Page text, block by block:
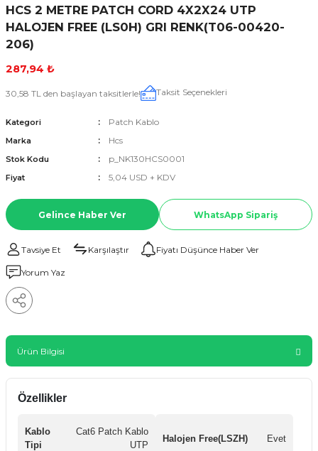
HCS 2 METRE PATCH CORD 4X2X24 UTP
HALOJEN FREE (LS0H) GRI RENK(T06-00420-
206)
287,94 ₺
30,58 TL den başlayan taksitlerle! Taksit Seçenekleri
Kategori Patch Kablo
Marka Hcs
Stok Kodu p_NK130HCS0001
Fiyat 5,04 USD + KDV
Gelince Haber Ver WhatsApp Sipariş
Tavsiye Et Karşılaştır Fiyatı Düşünce Haber Ver
Yorum Yaz
Ürün Bilgisi
Özellikler
Kablo
Tipi
Cat6 Patch Kablo
UTP
Halojen Free(LSZH) Evet